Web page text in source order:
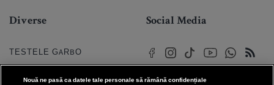
Diverse
TESTELE GARBO
HOROSCOP
Social Media
Nouă ne pasă ca datele tale personale să rămână confidențiale